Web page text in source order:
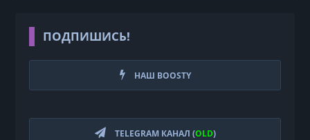
ПОДПИШИСЬ!
НАШ BOOSTY
TELEGRAM КАНАЛ (OLD)